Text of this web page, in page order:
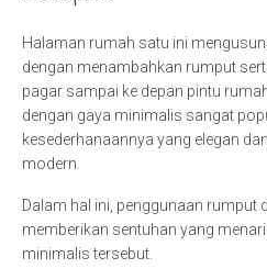
Halaman rumah satu ini
dengan menambahkan rumput
pagar sampai ke depan pintu
dengan gaya minimalis sangat
kesederhanaannya yang elegan
modern.
Dalam hal ini, penggunaan rumput
memberikan sentuhan yang
minimalis tersebut.